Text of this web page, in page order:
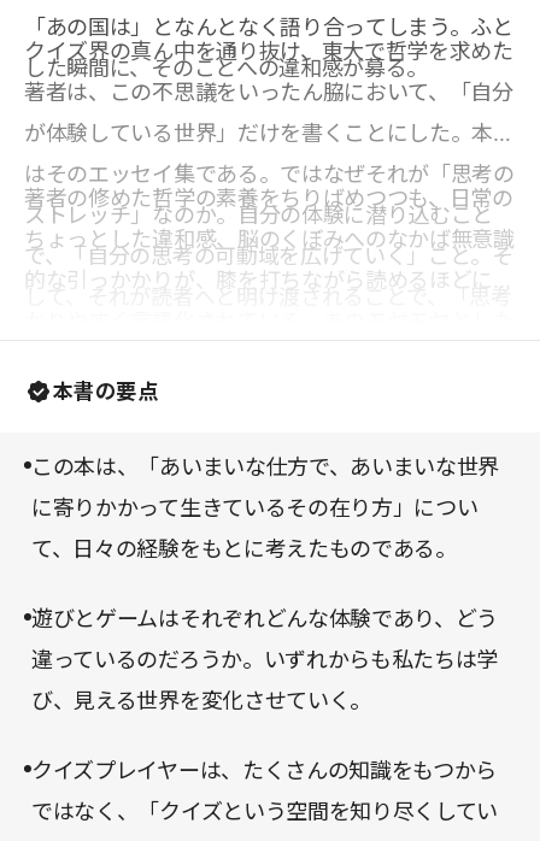
「あの国は」となんとなく語り合ってしまう。ふと
した瞬間に、そのことへの違和感が募る。
クイズ界の真ん中を通り抜け、東大で哲学を求めた
著者は、この不思議をいったん脇において、「自分
が体験している世界」だけを書くことにした。本書
はそのエッセイ集である。ではなぜそれが「思考の
ストレッチ」なのか。自分の体験に潜り込むこと
で、「自分の思考の可動域を広げていく」こと。そ
の主語のストレッチ」になることを意図したから
だ。世界のことにいきなり思いを馳せるのは大変だ
かり合ったり、対立したり」をとおして、「共に生
きる世界を捉えなおす」ことができるかもしれな
い。その可能性は、読者一人ひとりの手に委ねられ
著者の修めた哲学の素養をちりばめつつも、日常の
ちょっとした違和感、脳のくぼみへのなかば無意識
的な引っかかりが、膝を打ちながら読めるほどにわ
ない。そのスッキリ感は、「思考によるストレッ
本書の要点
この本は、「あいまいな仕方で、あいまいな世界
に寄りかかって生きているその在り方」につい
て、日々の経験をもとに考えたものである。
遊びとゲームはそれぞれどんな体験であり、どう
違っているのだろうか。いずれからも私たちは学
び、見える世界を変化させていく。
クイズプレイヤーは、たくさんの知識をもつから
ではなく、「クイズという空間を知り尽くしてい